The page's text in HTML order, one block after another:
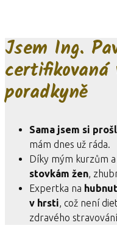
Jsem Ing.
certifikovaná
poradkyně
Sama jsem si
mám dnes už ráda.
Díky mým kurzům
stovkám žen,
Expertka na
v hrsti, což není
zdravého